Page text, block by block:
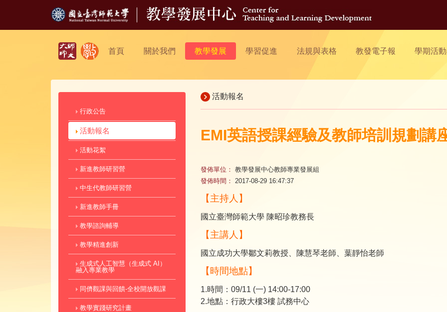
首頁 關於我們 教學發展 學習促進 法規與表格 教發電子報 學期活
行政公告
活動報名
活動花絮
新進教師研習營
中生代教師研習營
新進教師手冊
教學諮詢輔導
教學精進創新
生成式人工智慧（生成式 AI）
融入專業教學
同儕觀課與回饋-全校開放觀課
教學實踐研究計畫
活動報名
EMI英語授課經驗及教師培訓規劃講
發佈單位： 教學發展中心教師專業發展組
發佈時間： 2017-08-29 16:47:37
【主持人】
國立臺灣師範大學 陳昭珍教務長
【主講人】
國立成功大學鄒文莉教授、陳慧琴老師、葉靜怡老師
【時間地點】
1.時間：09/11 (一) 14:00-17:00
2.地點：行政大樓3樓 試務中心